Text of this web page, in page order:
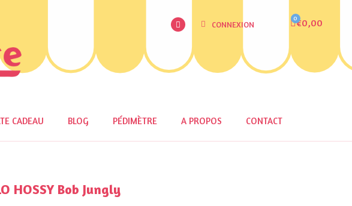
CONNEXION €0,00
CADEAU BLOG PÉDIMÈTRE A PROPOS CONTACT
HOSSY Bob Jungly